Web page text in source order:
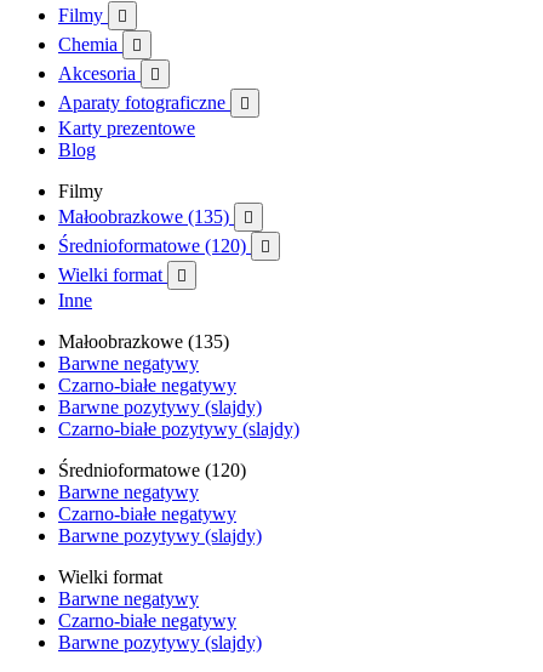
Filmy 
Chemia 
Akcesoria 
Aparaty fotograficzne 
Karty prezentowe
Blog
Filmy
Małoobrazkowe (135)

Średnioformatowe (120) 
Wielki format 
Inne
Małoobrazkowe (135)
Barwne negatywy
Czarno-białe negatywy
Barwne pozytywy (slajdy)
Czarno-białe pozytywy (slajdy)
Średnioformatowe (120)
Barwne negatywy
Czarno-białe negatywy
Barwne pozytywy (slajdy)
Wielki format
Barwne negatywy
Czarno-białe negatywy
Barwne pozytywy (slajdy)